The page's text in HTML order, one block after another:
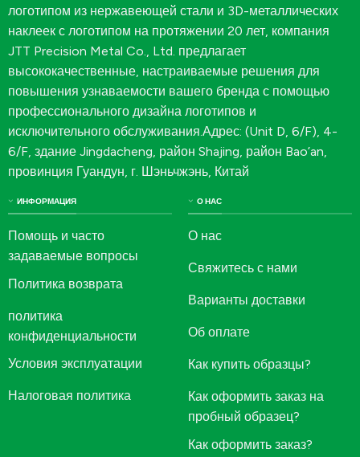
логотипом из нержавеющей стали и 3D-металлических
наклеек с логотипом на протяжении 20 лет, компания
JTT Precision Metal Co., Ltd. предлагает
высококачественные, настраиваемые решения для
повышения узнаваемости вашего бренда с помощью
профессионального дизайна логотипов и
исключительного обслуживания.Адрес: (Unit D, 6/F), 4-
6/F, здание Jingdacheng, район Shajing, район Bao’an,
провинция Гуандун, г. Шэньчжэнь, Китай
ИНФОРМАЦИЯ
Помощь и часто
задаваемые вопросы
Политика возврата
политика
конфиденциальности
Условия эксплуатации
Налоговая политика
О НАС
О нас
Свяжитесь с нами
Варианты доставки
Об оплате
Как купить образцы?
Как оформить заказ на
пробный образец?
Как оформить заказ?